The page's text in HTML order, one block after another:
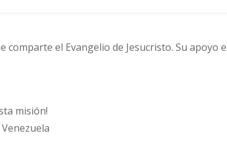
comparte el Evangelio de Jesucristo. Su
misión!